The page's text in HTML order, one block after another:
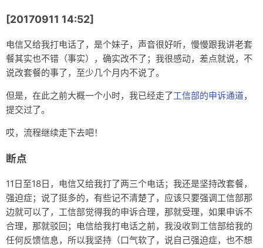
[20170911 14:52]
电信又给我打电话了，是个妹子，声音很好听，慢慢跟我讲老套
餐其实也不错（事实），确实改不了；我很感动，差点就说，不
说改套餐的事了，至少几个月内不说了。
但是，在此之前大概一个小时，我已经走了工信部的申诉通道，
提交过了。
哎，流程继续走下去吧！
断点
11日至18日，电信又给我打了两三个电话；我还是坚持改套餐，
强迫症；说了挺多的，有些记不清楚了，应该只要强调工信部那
边就可以了，工信部觉得我的申诉合理，那就受理，如果申诉不
合理，那就驳回；电信给我打电话之前，我没收到工信部给我的
任何反馈信息，所以我坚持（口气软了，说自己强迫症，也不想